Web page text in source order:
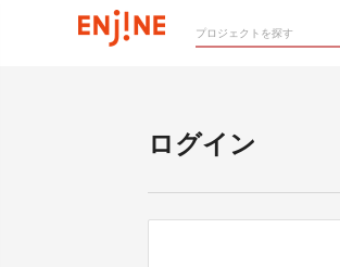
ログイン